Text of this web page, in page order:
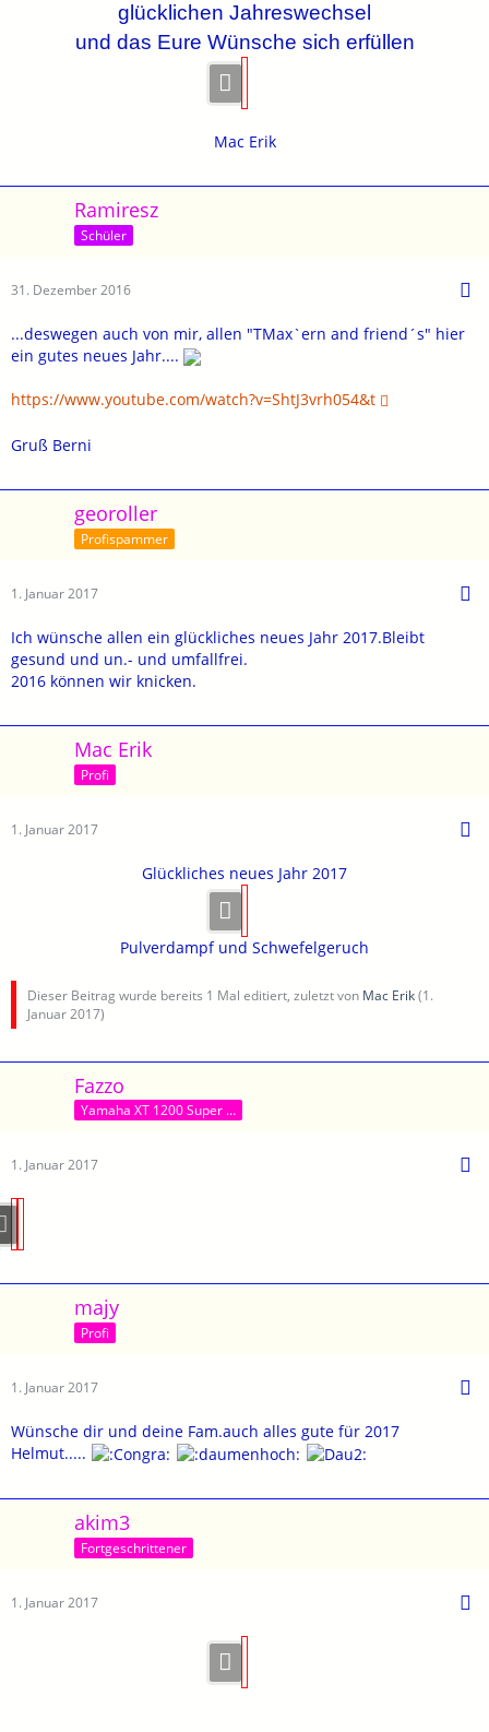
glücklichen Jahreswechsel
und das Eure Wünsche sich erfüllen
Mac Erik
Ramiresz
Schüler
31. Dezember 2016
...deswegen auch von mir, allen "TMax`ern and friend´s" hier
ein gutes neues Jahr....
https://www.youtube.com/watch?v=ShtJ3vrh054&t
Gruß Berni
georoller
Profispammer
1. Januar 2017
Ich wünsche allen ein glückliches neues Jahr 2017.Bleibt
gesund und un.- und umfallfrei.
2016 können wir knicken.
Mac Erik
Profi
1. Januar 2017
Glückliches neues Jahr 2017
Pulverdampf und Schwefelgeruch
Dieser Beitrag wurde bereits 1 Mal editiert, zuletzt von Mac Erik(1.
Januar 2017)
Fazzo
Yamaha XT 1200 Super Tenere World Grosser MTB Haibike am Passo Nota Tremalso
1. Januar 2017
majy
Profi
1. Januar 2017
Wünsche dir und deine Fam.auch alles gute für 2017
Helmut.....
akim3
Fortgeschrittener
1. Januar 2017